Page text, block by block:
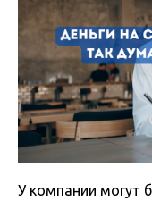
У компании могут